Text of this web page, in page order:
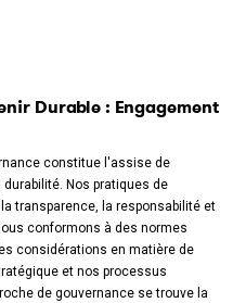
Durable : Engagement
constitue l'assise de
Nos pratiques de
transparence, la responsabilité et
conformons à des normes
considérations en matière de
et nos processus
de gouvernance se trouve la